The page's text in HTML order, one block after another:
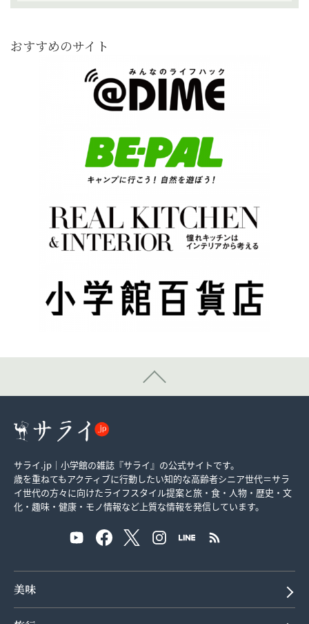
おすすめのサイト
サライ.jp｜小学館の雑誌『サライ』の公式サイトです。
歳を重ねてもアクティブに行動したい知的な高齢者シニア世代＝サラ
イ世代の方々に向けたライフスタイル提案と旅・食・人物・歴史・文
化・趣味・健康・モノ情報など上質な情報を発信しています。
美味